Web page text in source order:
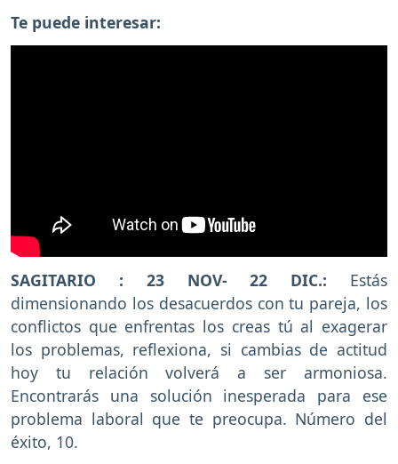
Te puede interesar:
SAGITARIO : 23 NOV- 22 DIC.: Estás
dimensionando los desacuerdos con tu pareja, los
conflictos que enfrentas los creas tú al exagerar
los problemas, reflexiona, si cambias de actitud
hoy tu relación volverá a ser armoniosa.
Encontrarás una solución inesperada para ese
problema laboral que te preocupa. Número del
éxito, 10.